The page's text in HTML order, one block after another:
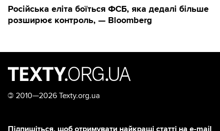
Російська еліта боїться ФСБ, яка дедалі більше
розширює контроль, — Bloomberg
© 2010—2026 Texty.org.ua